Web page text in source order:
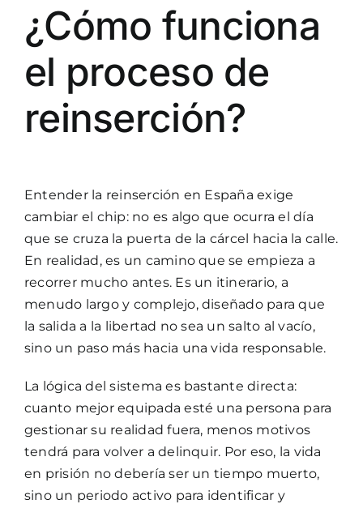
¿Cómo funciona
el proceso de
reinserción?
Entender la reinserción en España exige
cambiar el chip: no es algo que ocurra el día
que se cruza la puerta de la cárcel hacia la calle.
En realidad, es un camino que se empieza a
recorrer mucho antes. Es un itinerario, a
menudo largo y complejo, diseñado para que
la salida a la libertad no sea un salto al vacío,
sino un paso más hacia una vida responsable.
La lógica del sistema es bastante directa:
cuanto mejor equipada esté una persona para
gestionar su realidad fuera, menos motivos
tendrá para volver a delinquir. Por eso, la vida
en prisión no debería ser un tiempo muerto,
sino un periodo activo para identificar y